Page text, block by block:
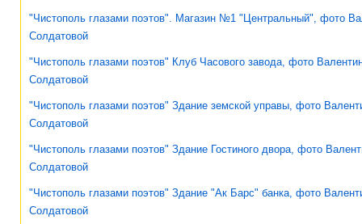
"Чистополь глазами поэтов". Магазин №1 "Центральный", фото
Солдатовой
"Чистополь глазами поэтов" Клуб Часового завода, фото
Солдатовой
"Чистополь глазами поэтов" Здание земской управы, фото
Солдатовой
"Чистополь глазами поэтов" Здание Гостиного двора, фото
Солдатовой
"Чистополь глазами поэтов" Здание "Ак Барс" банка, фото
Солдатовой